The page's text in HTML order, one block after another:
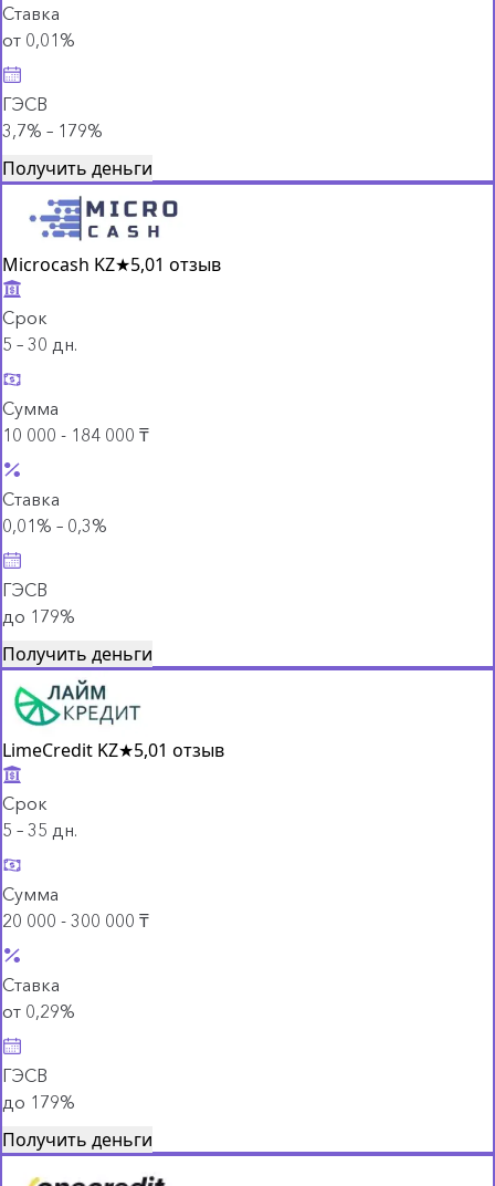
Ставка
от 0,01%
ГЭСВ
3,7% – 179%
Получить деньги
Microcash KZ★5,01 отзыв
Срок
5 – 30 дн.
Сумма
10 000 - 184 000 ₸
Ставка
0,01% – 0,3%
ГЭСВ
до 179%
Получить деньги
LimeCredit KZ★5,01 отзыв
Срок
5 – 35 дн.
Сумма
20 000 - 300 000 ₸
Ставка
от 0,29%
ГЭСВ
до 179%
Получить деньги